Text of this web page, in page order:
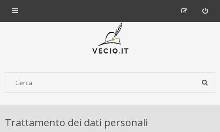
Trattamento dei dati personali